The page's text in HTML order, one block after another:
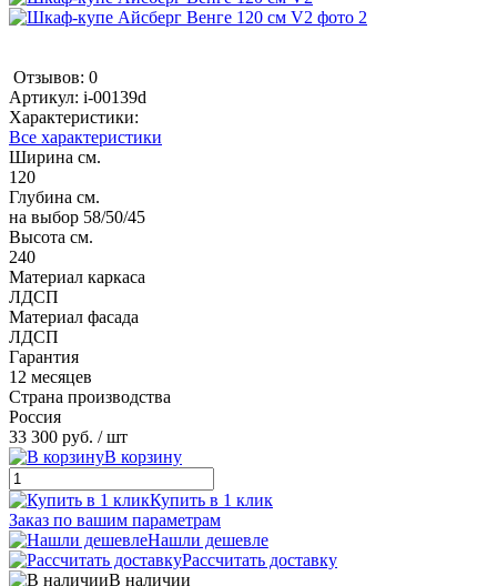
Отзывов: 0
Артикул: i-00139d
Характеристики:
Все характеристики
Ширина см.
120
Глубина см.
на выбор 58/50/45
Высота см.
240
Материал каркаса
ЛДСП
Материал фасада
ЛДСП
Гарантия
12 месяцев
Страна производства
Россия
33 300 руб. / шт
В корзину
Купить в 1 клик
Заказ по вашим параметрам
Нашли дешевле
Рассчитать доставку
В наличии